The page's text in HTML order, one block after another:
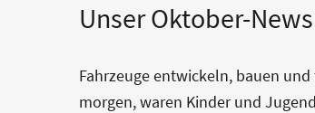
Unser Oktober-
Fahrzeuge entwickeln, bauen
morgen, waren Kinder und